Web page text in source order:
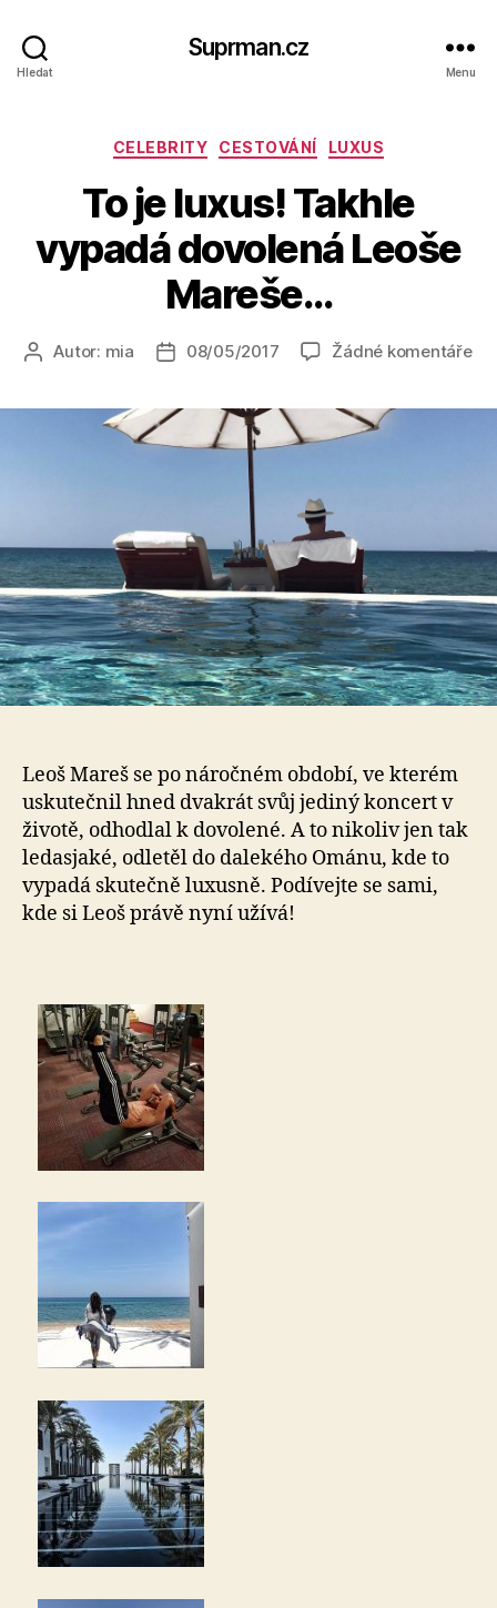
Hledat
Suprman.cz
Menu
Rubriky
CELEBRITY CESTOVÁNÍ LUXUS
To je luxus! Takhle
vypadá dovolená Leoše
Mareše…
AutorAutor: mia
Datum
08/05/2017 Žádné komentářeu
Leoš Mareš se po náročném období, ve kterém
uskutečnil hned dvakrát svůj jediný koncert v
životě, odhodlal k dovolené. A to nikoliv jen tak
ledasjaké, odletěl do dalekého Ománu, kde to
vypadá skutečně luxusně. Podívejte se sami,
kde si Leoš právě nyní užívá!